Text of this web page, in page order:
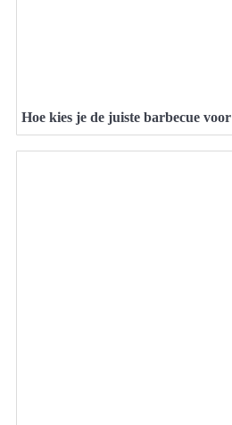
Hoe kies je de juiste barbecue